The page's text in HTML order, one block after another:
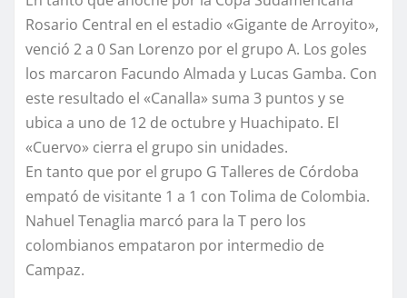
Rosario Central en el estadio «Gigante de Arroyito»,
venció 2 a 0 San Lorenzo por el grupo A. Los goles
los marcaron Facundo Almada y Lucas Gamba. Con
este resultado el «Canalla» suma 3 puntos y se
ubica a uno de 12 de octubre y Huachipato. El
«Cuervo» cierra el grupo sin unidades.
En tanto que por el grupo G Talleres de Córdoba
empató de visitante 1 a 1 con Tolima de Colombia.
Nahuel Tenaglia marcó para la T pero los
colombianos empataron por intermedio de
Campaz.